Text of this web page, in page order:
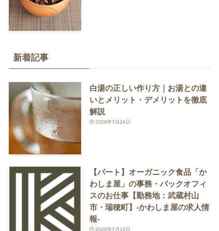
新着記事
白湯の正しい作り方｜お湯との違
いとメリット・デメリットを徹底
解説
2026年7月24日
【パート】オーガニック食品「か
わしま屋」の事務・バックオフィ
スのお仕事【勤務地：武蔵村山
市・瑞穂町】-かわしま屋の求人情
報-
2026年7月15日